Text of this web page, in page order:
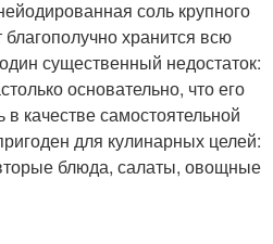
соль крупного
хранится всю
существенный недостаток:
основательно, что его
качестве самостоятельной
для кулинарных целей:
блюда, салаты, овощные